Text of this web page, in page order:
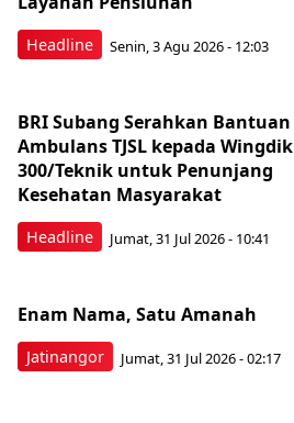
Headline Senin, 3 Agu 2026 - 12:03
Headline
BRI Subang Serahkan Bantuan
Ambulans TJSL kepada Wingdik
300/Teknik untuk Penunjang
Kesehatan Masyarakat ​
Jumat, 31 Jul 2026 - 10:41
Jatinangor
Enam Nama, Satu Amanah
Jumat, 31 Jul 2026 - 02:17